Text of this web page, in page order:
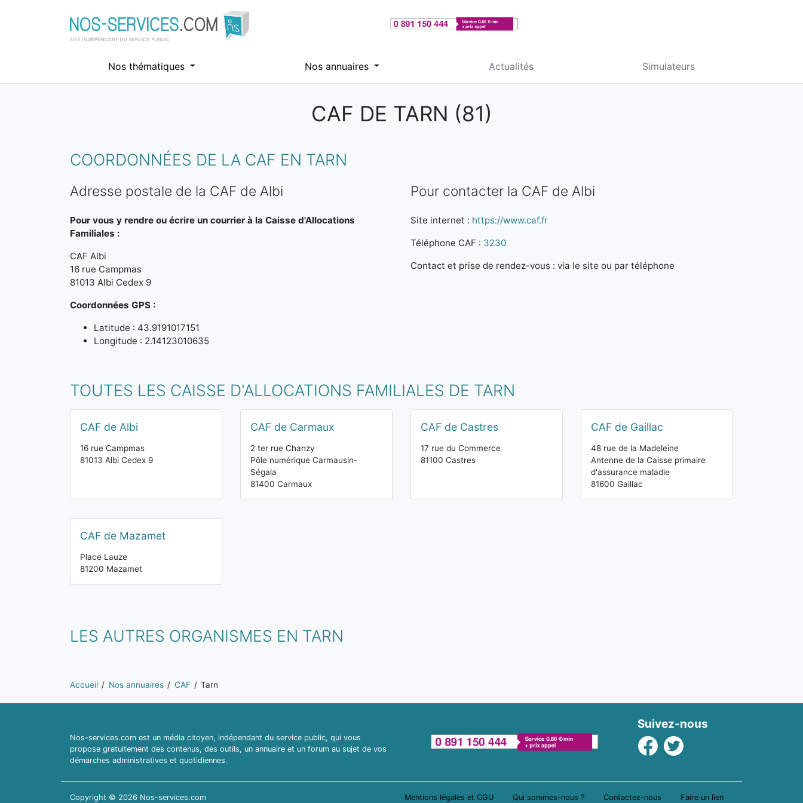
Nos thématiques Nos annuaires Actualités Simulateurs
CAF DE TARN (81)
COORDONNÉES DE LA CAF EN TARN
Adresse postale de la CAF de Albi
Pour vous y rendre ou écrire un courrier à la Caisse d'Allocations
Familiales :
CAF Albi
16 rue Campmas
81013 Albi Cedex 9
Coordonnées GPS :
Latitude : 43.9191017151
Longitude : 2.14123010635
Pour contacter la CAF de Albi
Site internet : https://www.caf.fr
Téléphone CAF : 3230
Contact et prise de rendez-vous : via le site ou par téléphone
TOUTES LES CAISSE D'ALLOCATIONS FAMILIALES DE TARN
CAF de Albi
16 rue Campmas
81013 Albi Cedex 9
CAF de Carmaux
2 ter rue Chanzy
Pôle numérique Carmausin-
Ségala
81400 Carmaux
CAF de Castres
17 rue du Commerce
81100 Castres
CAF de Gaillac
48 rue de la Madeleine
Antenne de la Caisse primaire
d'assurance maladie
81600 Gaillac
CAF de Mazamet
Place Lauze
81200 Mazamet
LES AUTRES ORGANISMES EN TARN
Vous êtes ici:
Accueil Nos annuaires CAF Tarn
Nos-services.com est un média citoyen, indépendant du service public, qui vous
propose gratuitement des contenus, des outils, un annuaire et un forum au sujet de vos
démarches administratives et quotidiennes.
Suivez-nous
Facebook
Twitter
Mentions légales et CGU Qui sommes-nous ? Contactez-nous Faire un lien
Copyright © 2026 Nos-services.com